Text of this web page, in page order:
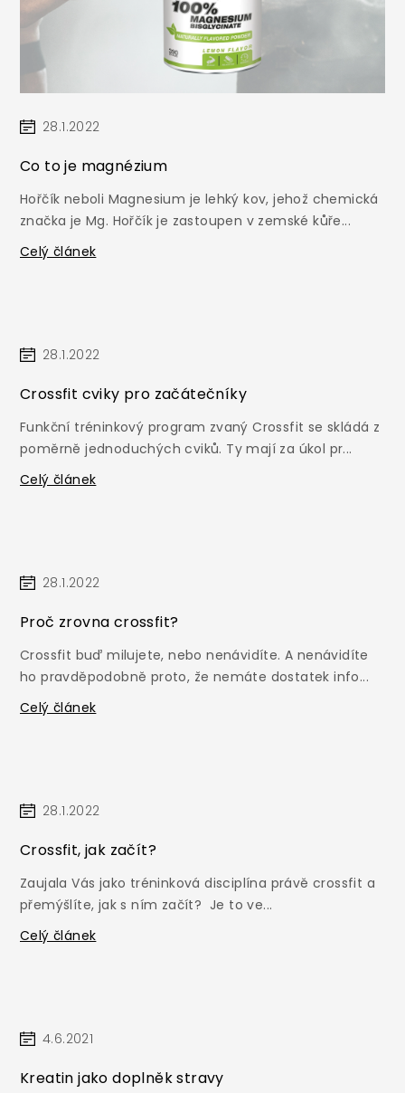
Co to je magnézium
28.1.2022
Hořčík neboli Magnesium je lehký kov, jehož chemická
značka je Mg. Hořčík je zastoupen v zemské kůře...
Celý článek
Crossfit cviky pro začátečníky
28.1.2022
Funkční tréninkový program zvaný Crossfit se skládá z
poměrně jednoduchých cviků. Ty mají za úkol pr...
Celý článek
Proč zrovna crossfit?
28.1.2022
Crossfit buď milujete, nebo nenávidíte. A nenávidíte
ho pravděpodobně proto, že nemáte dostatek info...
Celý článek
Crossfit, jak začít?
28.1.2022
Zaujala Vás jako tréninková disciplína právě crossfit a
přemýšlíte, jak s ním začít? Je to ve...
Celý článek
Kreatin jako doplněk stravy
4.6.2021